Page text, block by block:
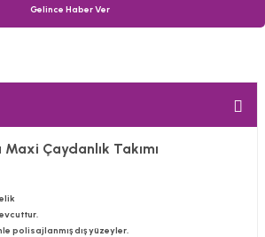
Gelince Haber Ver
Çaydanlık Takımı
polisajlanmış dış yüzeyler.